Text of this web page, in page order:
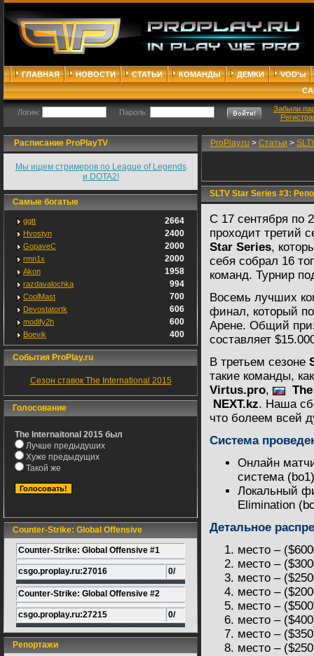
ГЛАВНАЯ НОВОСТИ СТАТЬИ КОМАНДЫ ДЕМКИ
VOD'ы
Логин: Пароль:
Забыли
Расписание ProPlayTV
Мы ищем стримеров по League of Legends
и DOTA2!
Самые богатые
ggtt 2664
Hvostyn 2400
GopaveC 2000
rmn1x 2000
Akon 1958
razdavalochka 994
CoolMast 700
Devostatortk 606
modify2h 600
Boevik 400
События ProPlay.ru
Сезон ставок The International 2015
Голосование
The Internaitonal 2015 был
Лучше предыдуших
Хуже предыдущих
Такой же
Counter-Strike: Global Offensive
Counter-Strike: Global Offensive #1
csgo.proplay.ru:27016 0/
Counter-Strike: Global Offensive #2
csgo.proplay.ru:27215 0/
Репортажи
ProPlay.ru > Статьи >
SLTV Star Series #3:
С 17 сентября по
проходит третий
Star Series,
себя собрал 16
команд. Турнир
Восемь лучших
финал, который
Арене. Общий
составляет
В третьем сезоне
такие команды,
Virtus.pro,
NEXT.kz. Наша
что болеем всей
Система
Онлайн
система
Локальный
Elimination
Детальное
место –
место –
место –
место –
место –
место –
место –
место –